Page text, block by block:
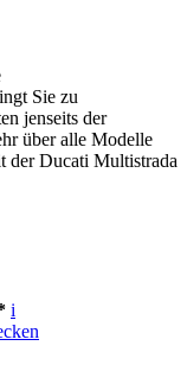
Sie zu
jenseits der
über alle Modelle
der Ducati Multistrada
i